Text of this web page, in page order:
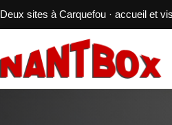
Deux sites à Carquefou · accueil et